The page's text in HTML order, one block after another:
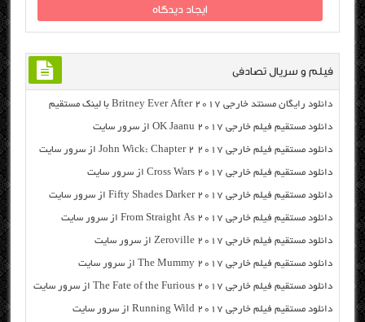
فیلم و سریال تصادفی
دانلود رایگان مسنتد خارجی Britney Ever After 2017 با لینک مستقیم
دانلود مستقیم فیلم خارجی OK Jaanu 2017 از سرور سایت
دانلود مستقیم فیلم خارجی John Wick: Chapter 2 2017 از سرور سایت
دانلود مستقیم فیلم خارجی Cross Wars 2017 از سرور سایت
دانلود مستقیم فیلم خارجی Fifty Shades Darker 2017 از سرور سایت
دانلود مستقیم فیلم خارجی From Straight As 2017 از سرور سایت
دانلود مستقیم فیلم خارجی Zeroville 2017 از سرور سایت
دانلود مستقیم فیلم خارجی The Mummy 2017 از سرور سایت
دانلود مستقیم فیلم خارجی The Fate of the Furious 2017 از سرور سایت
دانلود مستقیم فیلم خارجی Running Wild 2017 از سرور سایت